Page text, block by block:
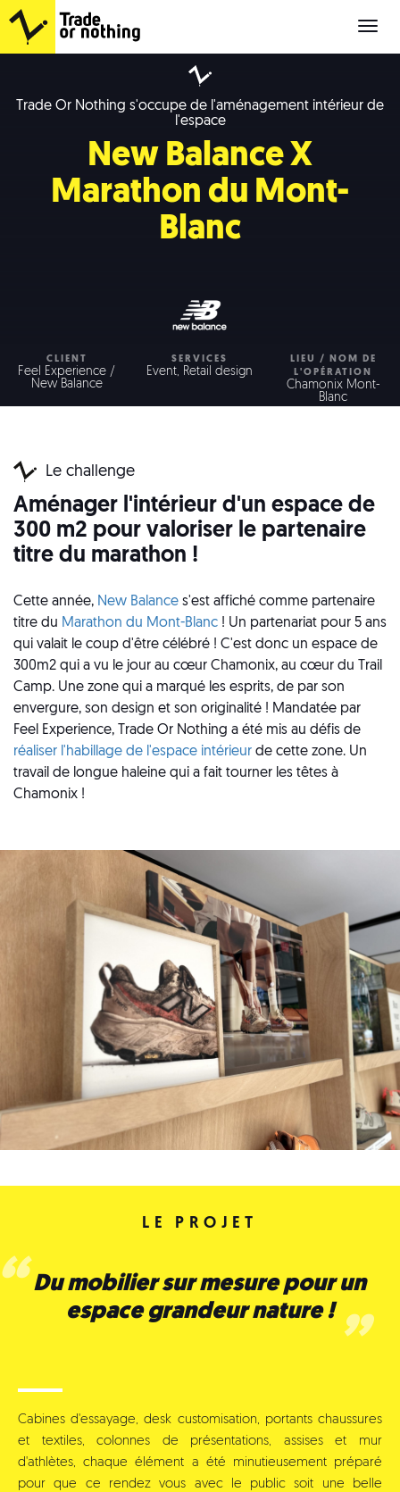
Cup
of
Zi
Trade Or Nothing s'occupe de l'aménagement intérieur de
l'espace
New Balance X
Marathon du Mont-
Blanc
CLIENT
Feel Experience /
New Balance
SERVICES
Event, Retail design
LIEU / NOM DE
L'OPÉRATION
Chamonix Mont-
Blanc
Le challenge
Aménager l'intérieur d'un espace de
300 m2 pour valoriser le partenaire
titre du marathon !
Cette année, New Balance s'est affiché comme partenaire
titre du Marathon du Mont-Blanc ! Un partenariat pour 5 ans
qui valait le coup d'être célébré ! C'est donc un espace de
300m2 qui a vu le jour au cœur Chamonix, au cœur du Trail
Camp. Une zone qui a marqué les esprits, de par son
envergure, son design et son originalité ! Mandatée par
Feel Experience, Trade Or Nothing a été mis au défis de
réaliser l'habillage de l'espace intérieur de cette zone. Un
travail de longue haleine qui a fait tourner les têtes à
Chamonix !
LE PROJET
Du mobilier sur mesure pour un
espace grandeur nature !
Cabines d'essayage, desk customisation, portants chaussures
et textiles, colonnes de présentations, assises et mur
d'athlètes, chaque élément a été minutieusement préparé
pour que ce rendez vous avec le public soit une belle